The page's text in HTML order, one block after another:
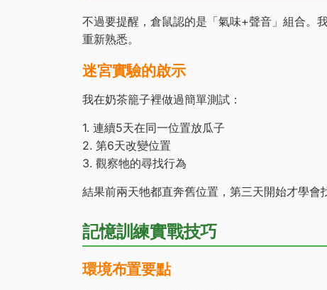
不過要提醒，倉鼠認的是「氣味+聲音」組合。
重新熟悉。
迷宮實驗的啟示
我在奶茶籠子裡做過簡單測試：
1. 連續5天在同一位置放瓜子
2. 第6天改變位置
3. 觀察牠的尋找行為
結果前兩天牠都直奔舊位置，第三天開始才學會
記憶訓練實戰技巧
環境布置要點